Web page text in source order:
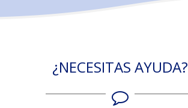
¿NECESITAS AYUDA?